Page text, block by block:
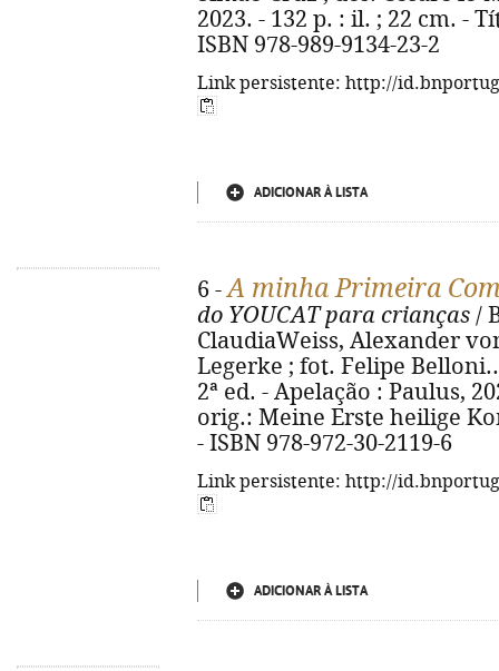
2023. - 132 p. : il. ; 22 cm. -
ISBN 978-989-9134-23-2
Link persistente: http://
ADICIONAR À LISTA
6 -A minha Primeira
do YOUCAT para crianças /
ClaudiaWeiss, Alexander
Legerke ; fot. Felipe
2ª ed. - Apelação : Paulus,
orig.: Meine Erste heilige
- ISBN 978-972-30-2119-6
Link persistente: http://
ADICIONAR À LISTA